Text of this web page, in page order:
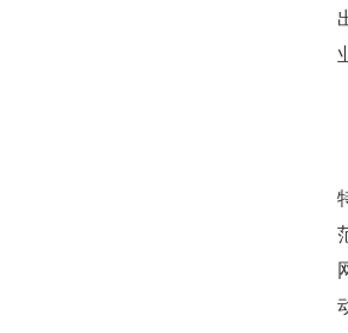
“协会+媒体+法律联动 助力企业发展”系列
北京拍卖协会会长姚光锋在2026年全国拍卖
聚势 积微 修德 灵变——协会五届三次会员大